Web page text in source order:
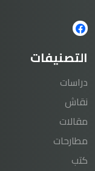
التصنيفات
دراسات
نقاش
مقالات
مطارحات
كتب